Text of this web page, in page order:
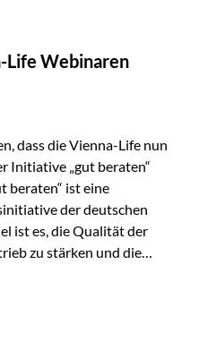
verbindet.
oft scheitert Viele
übertragen. Das kann zu
Streitigkeiten
bei Immobilien…
Life Webinaren
dass die Vienna-Life nun
Initiative „gut beraten“
beraten“ ist eine
der deutschen
ist es, die Qualität der
zu stärken und die
Seit der